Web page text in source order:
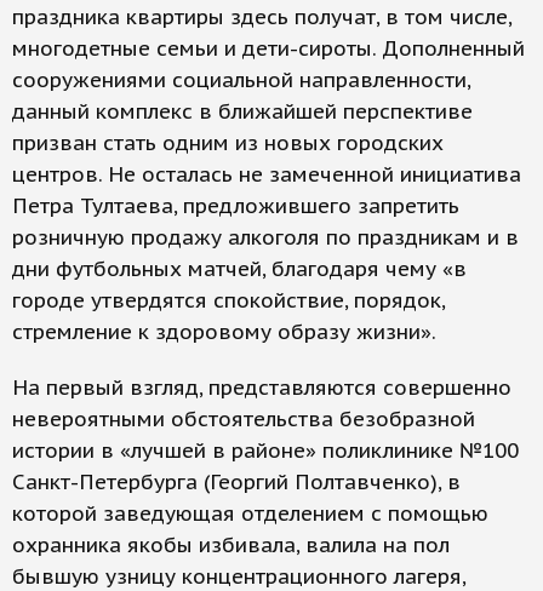
праздника квартиры здесь получат, в том числе,
многодетные семьи и дети-сироты. Дополненный
сооружениями социальной направленности,
данный комплекс в ближайшей перспективе
призван стать одним из новых городских
центров. Не осталась не замеченной инициатива
Петра Тултаева, предложившего запретить
розничную продажу алкоголя по праздникам и в
дни футбольных матчей, благодаря чему «в
городе утвердятся спокойствие, порядок,
стремление к здоровому образу жизни».
На первый взгляд, представляются совершенно
невероятными обстоятельства безобразной
истории в «лучшей в районе» поликлинике №100
Санкт-Петербурга (Георгий Полтавченко), в
которой заведующая отделением с помощью
охранника якобы избивала, валила на пол
бывшую узницу концентрационного лагеря,